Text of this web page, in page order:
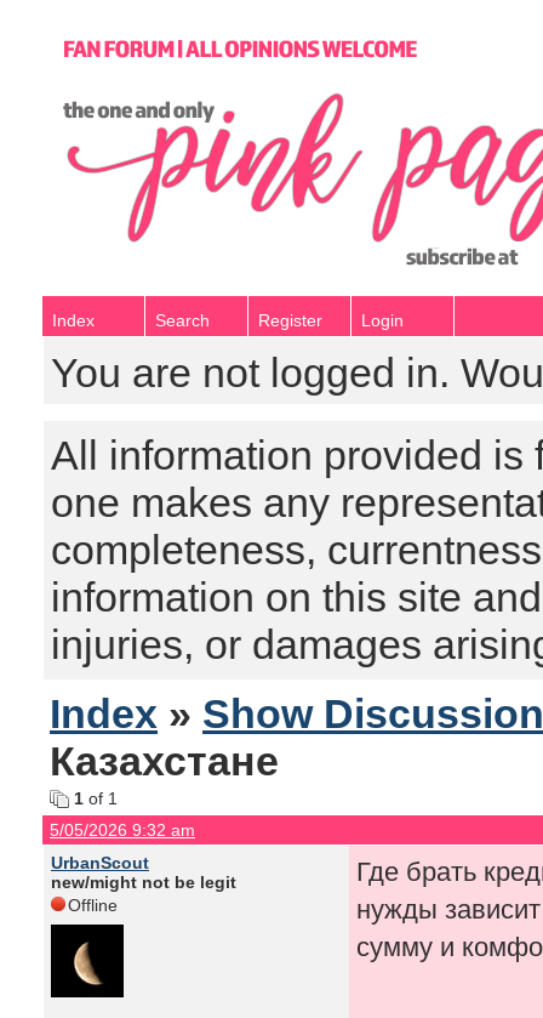
Index Search Register Login
You are not logged in.
All information provided is
one makes any
completeness,
information on this site
injuries, or damages
Index » Show
Казахстане
1 of 1
5/05/2026 9:32 am
UrbanScout
new/might not be legit
Offline
Где брать
нужды
сумму и